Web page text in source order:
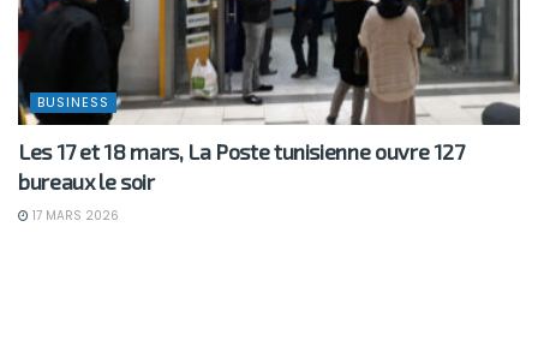
BUSINESS
Les 17 et 18 mars, La Poste tunisienne ouvre 127
bureaux le soir
17 MARS 2026